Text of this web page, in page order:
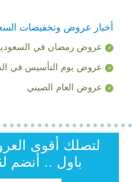
أخبار عروض وتخفيضات
عروض رمضان في
عروض يوم التأسيس في
عروض العام الصيني
لتصلك أقوى
باول .. أنضم